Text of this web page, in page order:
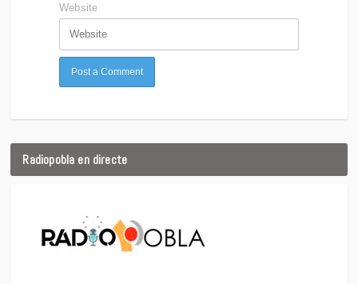
Website
Radiopobla en directe